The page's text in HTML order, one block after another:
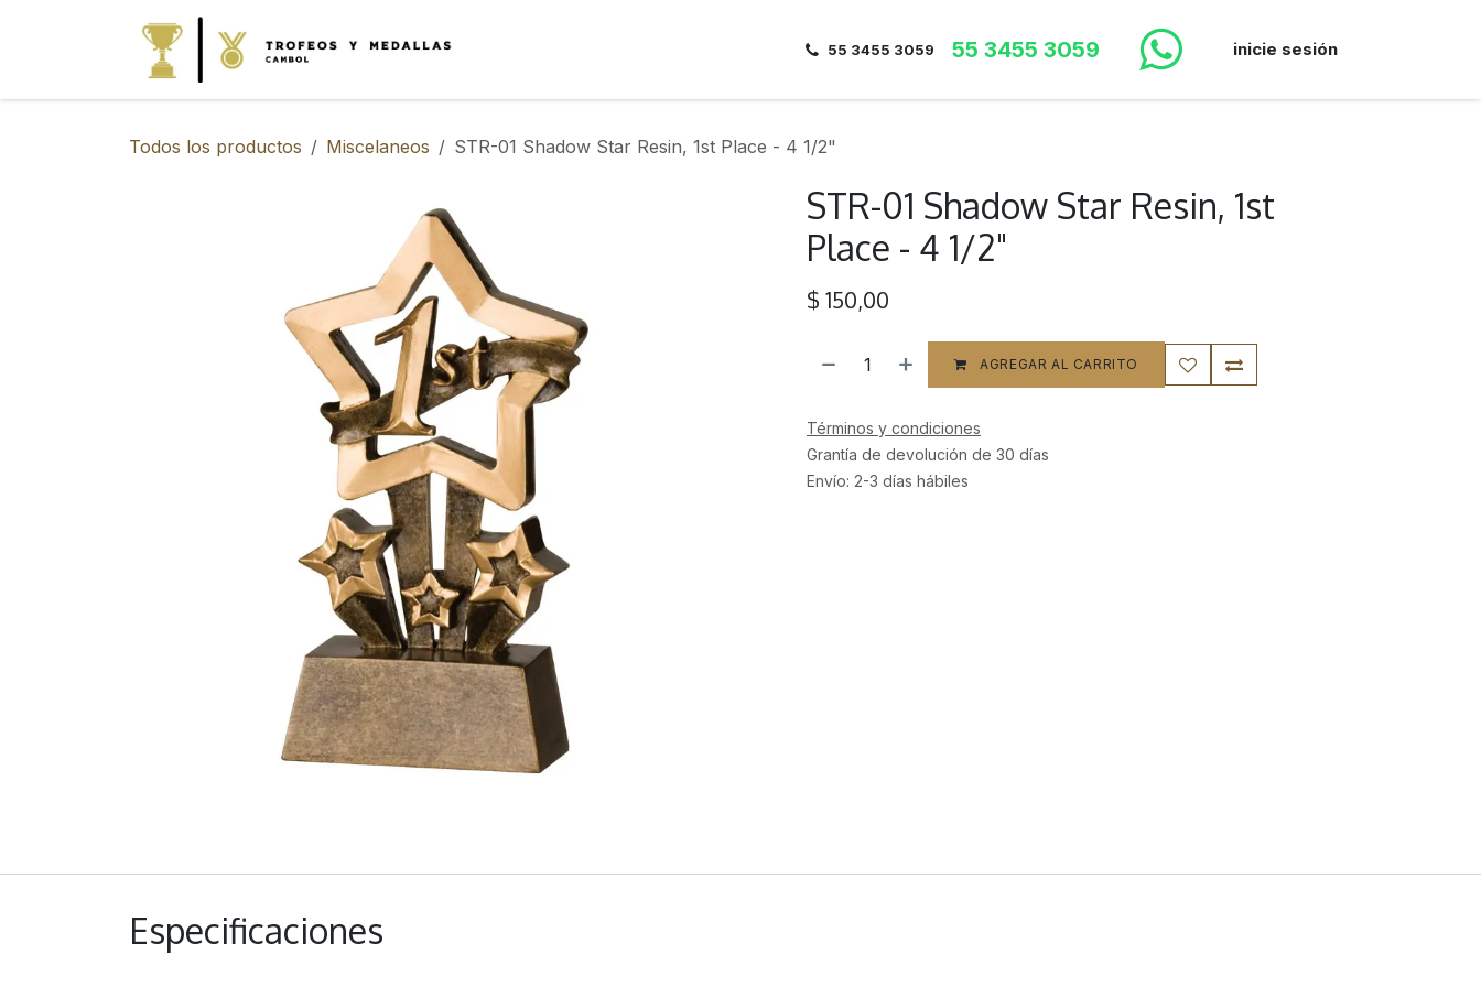
55 3455 3059 55 3455 3059 inicie sesión
Todos los productos Miscelaneos STR-01 Shadow Star Resin, 1st Place - 4 1/2"
STR-01 Shadow Star Resin, 1st
Place - 4 1/2"
$ 150,00
AGREGAR AL CARRITO
Términos y condiciones
Grantía de devolución de 30 días
Envío: 2-3 días hábiles
Especificaciones